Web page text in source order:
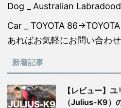
Dog _ Australian
Car _ TOYOTA
あればお気軽にお問い合わ
新着記事
【レビュー】
（Julius-K9）